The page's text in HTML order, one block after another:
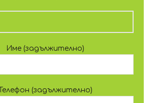
Име (задължително)
Телефон (задължително)